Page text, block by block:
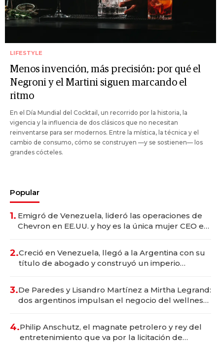
LIFESTYLE
Menos invención, más precisión: por qué el
Negroni y el Martini siguen marcando el
ritmo
En el Día Mundial del Cocktail, un recorrido por la historia, la
vigencia y la influencia de dos clásicos que no necesitan
reinventarse para ser modernos. Entre la mística, la técnica y el
cambio de consumo, cómo se construyen —y se sostienen— los
grandes cócteles.
Popular
1. Emigró de Venezuela, lideró las operaciones de
Chevron en EE.UU. y hoy es la única mujer CEO en
2.Creció en Venezuela, llegó a la Argentina con su
título de abogado y construyó un imperio
3.De Paredes y Lisandro Martínez a Mirtha Legrand:
dos argentinos impulsan el negocio del wellness
4.Philip Anschutz, el magnate petrolero y rey del
entretenimiento que va por la licitación de